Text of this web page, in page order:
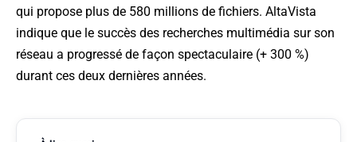
qui propose plus de 580 millions de fichiers. AltaVista
indique que le succès des recherches multimédia sur son
réseau a progressé de façon spectaculaire (+ 300 %)
durant ces deux dernières années.